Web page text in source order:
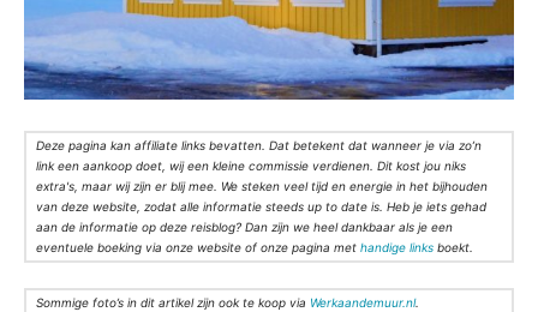
Deze pagina kan affiliate links bevatten. Dat betekent dat wanneer je via zo’n
link een aankoop doet, wij een kleine commissie verdienen. Dit kost jou niks
extra's, maar wij zijn er blij mee. We steken veel tijd en energie in het bijhouden
van deze website, zodat alle informatie steeds up to date is. Heb je iets gehad
aan de informatie op deze reisblog? Dan zijn we heel dankbaar als je een
eventuele boeking via onze website of onze pagina met handige links boekt.
Sommige foto’s in dit artikel zijn ook te koop via Werkaandemuur.nl.